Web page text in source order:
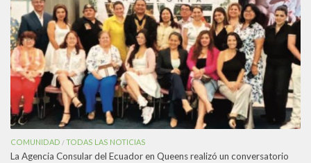
COMUNIDAD /TODAS LAS NOTICIAS
La Agencia Consular del Ecuador en Queens realizó un conversatorio